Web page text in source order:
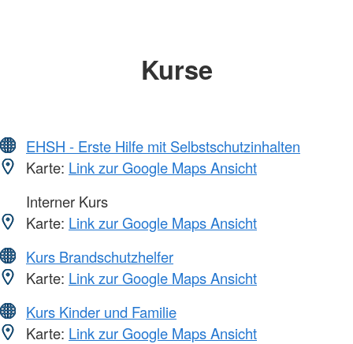
Kurse
EHSH - Erste Hilfe mit Selbstschutzinhalten
Karte: Link zur Google Maps Ansicht
Interner Kurs
Karte: Link zur Google Maps Ansicht
Kurs Brandschutzhelfer
Karte: Link zur Google Maps Ansicht
Kurs Kinder und Familie
Karte: Link zur Google Maps Ansicht